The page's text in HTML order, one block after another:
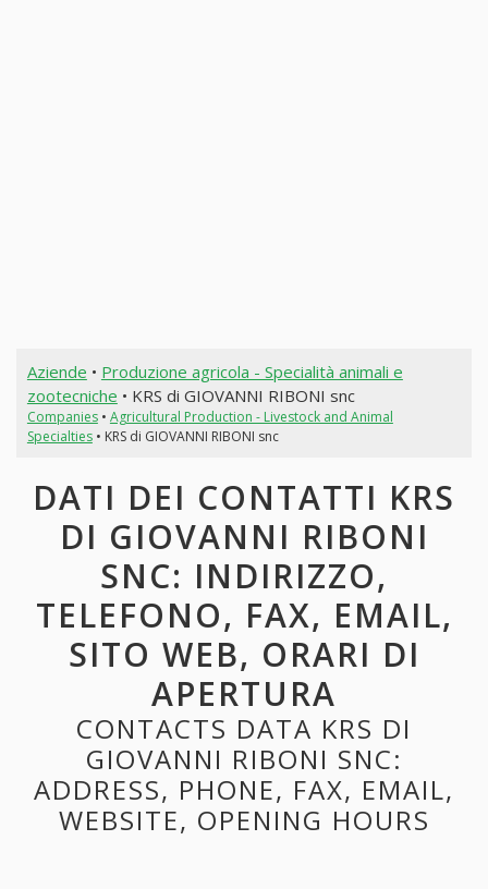
Aziende • Produzione agricola - Specialità animali e
zootecniche • KRS di GIOVANNI RIBONI snc
Companies• Agricultural Production - Livestock and Animal
Specialties• KRS di GIOVANNI RIBONI snc
DATI DEI CONTATTI KRS
DI GIOVANNI RIBONI
SNC: INDIRIZZO,
TELEFONO, FAX, EMAIL,
SITO WEB, ORARI DI
APERTURA
CONTACTS DATA KRS DI
GIOVANNI RIBONI SNC:
ADDRESS, PHONE, FAX, EMAIL,
WEBSITE, OPENING HOURS